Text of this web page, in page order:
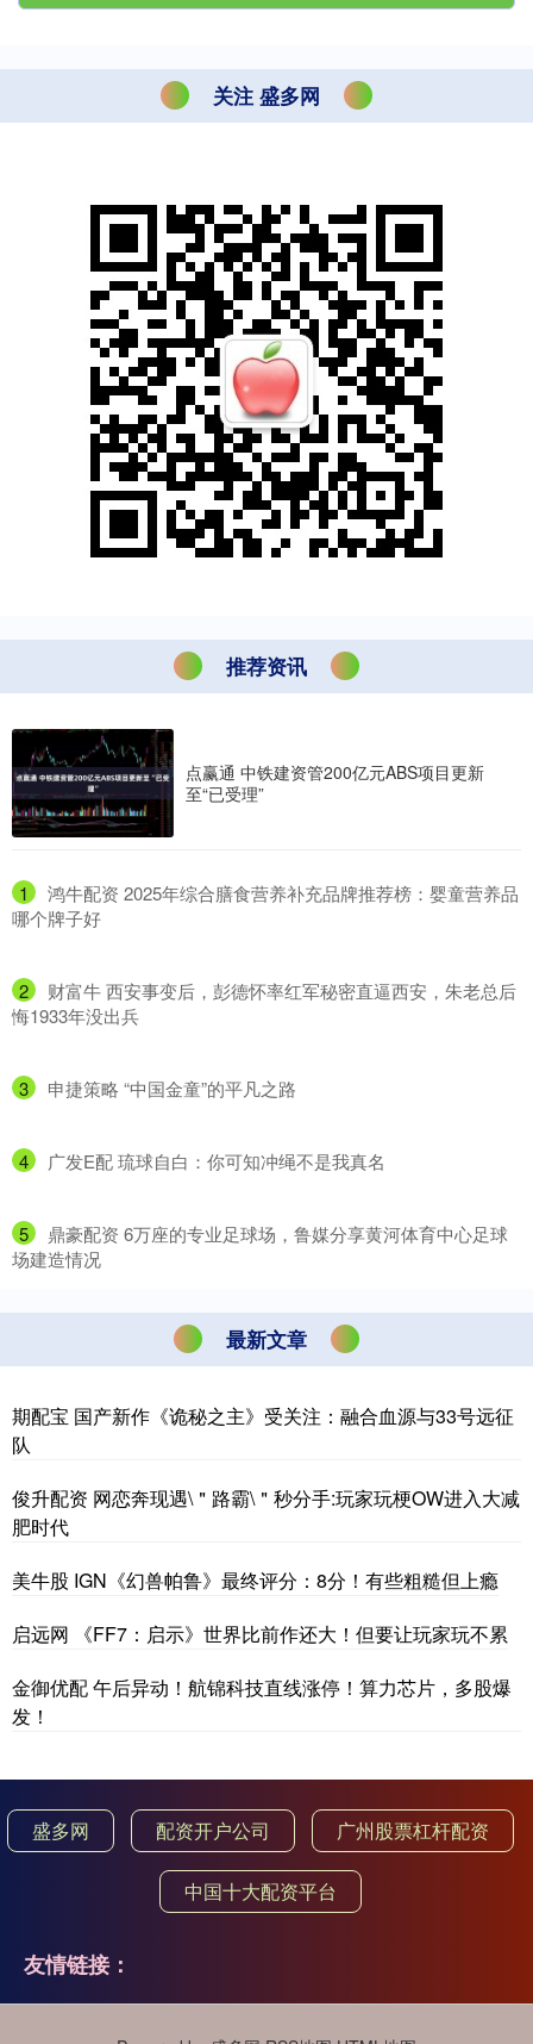
关注 盛多网
推荐资讯
点赢通 中铁建资管200亿元ABS项目更新
至“已受理”
1
​鸿牛配资 2025年综合膳食营养补充品牌推荐榜：婴童营养品
哪个牌子好
2
​财富牛 西安事变后，彭德怀率红军秘密直逼西安，朱老总后
悔1933年没出兵
3 ​申捷策略 “中国金童”的平凡之路
4 ​广发E配 琉球自白：你可知冲绳不是我真名
5
​鼎豪配资 6万座的专业足球场，鲁媒分享黄河体育中心足球
场建造情况
最新文章
期配宝 国产新作《诡秘之主》受关注：融合血源与33号远征
队
俊升配资 网恋奔现遇\＂路霸\＂秒分手:玩家玩梗OW进入大减
肥时代
美牛股 IGN《幻兽帕鲁》最终评分：8分！有些粗糙但上瘾
启远网 《FF7：启示》世界比前作还大！但要让玩家玩不累
金御优配 午后异动！航锦科技直线涨停！算力芯片，多股爆
发！
盛多网 配资开户公司 广州股票杠杆配资
中国十大配资平台
友情链接：